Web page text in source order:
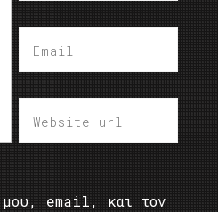
μου, email, και τον